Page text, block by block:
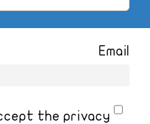
Email
the privacy